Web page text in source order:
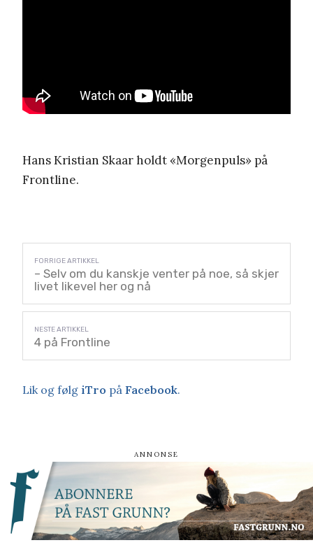
Hans Kristian Skaar holdt «Morgenpuls» på
Frontline.
– Selv om du kanskje venter på noe, så skjer
livet likevel her og nå
4 på Frontline
Lik og følg iTro på Facebook.